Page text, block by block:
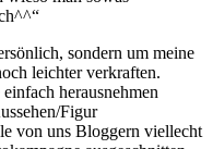
sondern um meine
leichter verkraften.
herausnehmen
Figur
von uns Bloggern viellecht